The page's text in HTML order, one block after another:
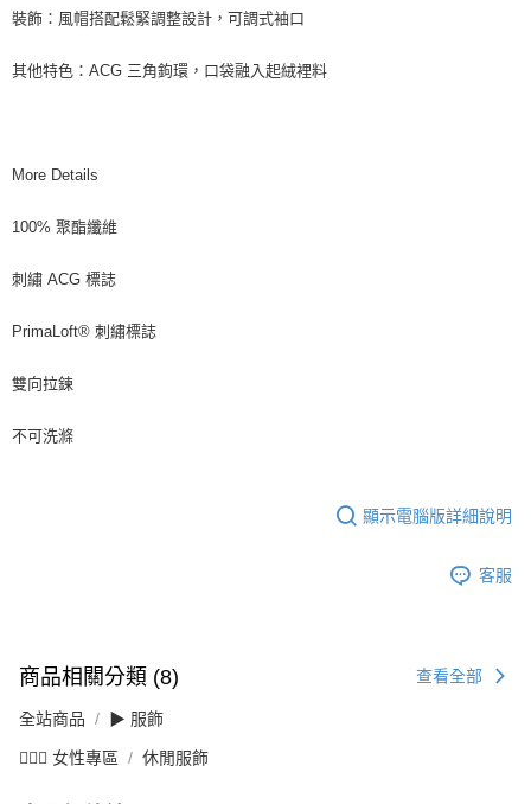
裝飾：風帽搭配鬆緊調整設計，可調式袖口
其他特色：ACG 三角鉤環，口袋融入起絨裡料
More Details
100% 聚酯纖維
刺繡 ACG 標誌
PrimaLoft® 刺繡標誌
雙向拉鍊
不可洗滌
顯示電腦版詳細說明
客服
商品相關分類 (8) 查看全部
全站商品 ▶ 服飾
💁🏻‍♀️ 女性專區 休閒服飾